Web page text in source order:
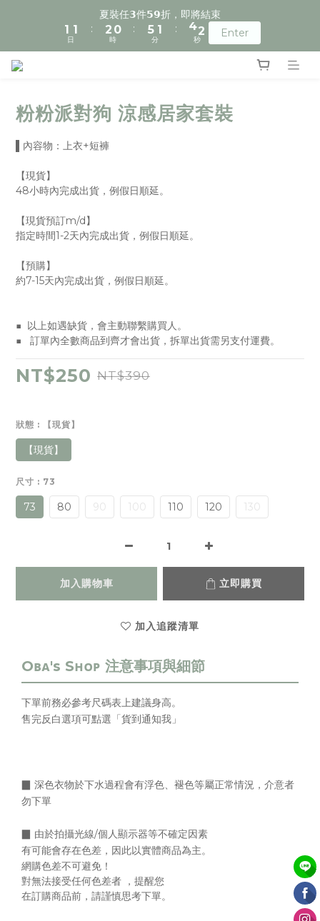
夏裝任𝟯件𝟱𝟵折，即將結束
1
0
1
0
日
:
3
2
1
1
0
時
:
6
5
4
0
2
1
0
分
:
4
3
2
9
8
4
3
秒
Enter
粉粉派對狗 涼感居家套裝
▌內容物：上衣+短褲
【現貨】
48小時內完成出貨，例假日順延。
【現貨預訂m/d】
指定時間1-2天內完成出貨，例假日順延。
【預購】
約7-15天內完成出貨，例假日順延。
■  以上如遇缺貨，會主動聯繫購買人。
■   訂單內全數商品到齊才會出貨，拆單出貨需另支付運費。
NT$250 NT$390
狀態 : 【現貨】
【現貨】
尺寸 : 73
73 80 90 100 110 120 130
加入購物車 立即購買
加入追蹤清單
下單前務必參考尺碼表上建議身高。
售完反白選項可點選「貨到通知我」
▉ 深色衣物於下水過程會有浮色、褪色等屬正常情況，介意者
勿下單
▉ 由於拍攝光線/個人顯示器等不確定因素
有可能會存在色差， 因此以實體商品為主。
網購色差不可避免！
對無法接受任何色差者 ，提醒您
在訂購商品前，請謹慎思考下單。